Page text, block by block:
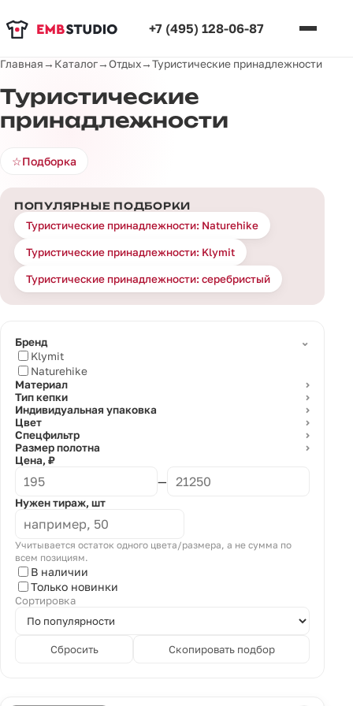
+7 (495) 128-06-87
Главная→ Каталог→Отдых→Туристические принадлежности
Туристические
принадлежности
☆Подборка
ПОПУЛЯРНЫЕ ПОДБОРКИ
Туристические принадлежности: Naturehike
Туристические принадлежности: Klymit
Туристические принадлежности: серебристый
Бренд
⌄
Klymit
Naturehike
Материал
⌄
Тип кепки ⌄
Индивидуальная упаковка ⌄
Цвет ⌄
Спецфильтр ⌄
Размер полотна ⌄
Цена, ₽
—
Нужен тираж, шт
Учитывается остаток одного цвета/размера, а не сумма по
всем позициям.
В наличии
Только новинки
Сортировка
Сбросить Скопировать подбор